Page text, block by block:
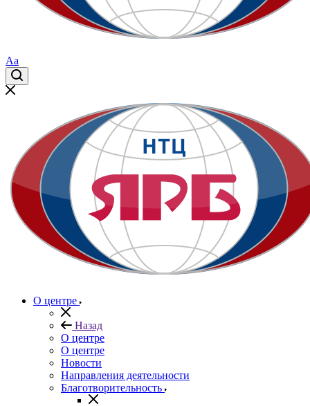
Aa
О центре
Назад
О центре
О центре
Новости
Направления деятельности
Благотворительность